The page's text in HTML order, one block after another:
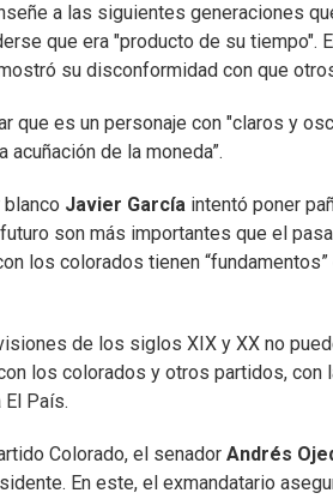
a las siguientes generaciones
que era "producto de su tiempo".
su disconformidad con que
que es un personaje con "claros y
de la moneda”.
Javier García intentó poner
son más importantes que el
los colorados tienen
de los siglos XIX y XX no
los colorados y otros partidos,
País.
Colorado, el senador Andrés
En este, el exmandatario